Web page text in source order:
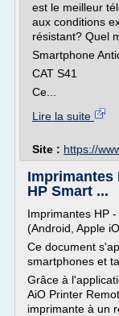
est le meilleur
aux conditions
résistant? Quel
Smartphone
CAT S41
Ce...
Lire la suite
Site : https://
Imprimantes
HP Smart ...
Imprimantes HP
(Android, Apple
Ce document
smartphones et
Grâce à
AiO Printer
imprimante à un